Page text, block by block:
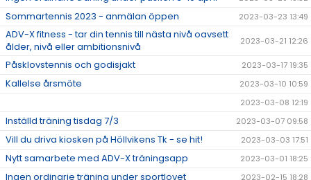
Sommartennis 2023 - anmälan öppen 2023-03-23 13:49
ADV-X fitness - tar din tennis till nästa nivå oavsett
ålder, nivå eller ambitionsnivå
2023-03-21 12:26
Påsklovstennis och godisjakt 2023-03-17 19:35
Kallelse årsmöte
2023-03-10 10:59
2023-03-08 12:19
Inställd träning tisdag 7/3 2023-03-07 09:58
Vill du driva kiosken på Höllvikens Tk - se hit! 2023-03-03 17:51
Nytt samarbete med ADV-X träningsapp 2023-03-01 18:25
Ingen ordinarie träning under sportlovet 2023-02-15 18:28